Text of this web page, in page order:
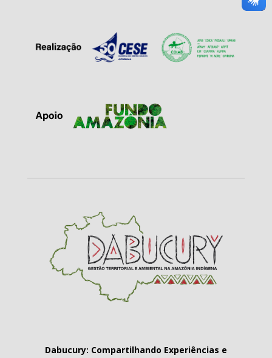
Dabucury: Compartilhando Experiências e